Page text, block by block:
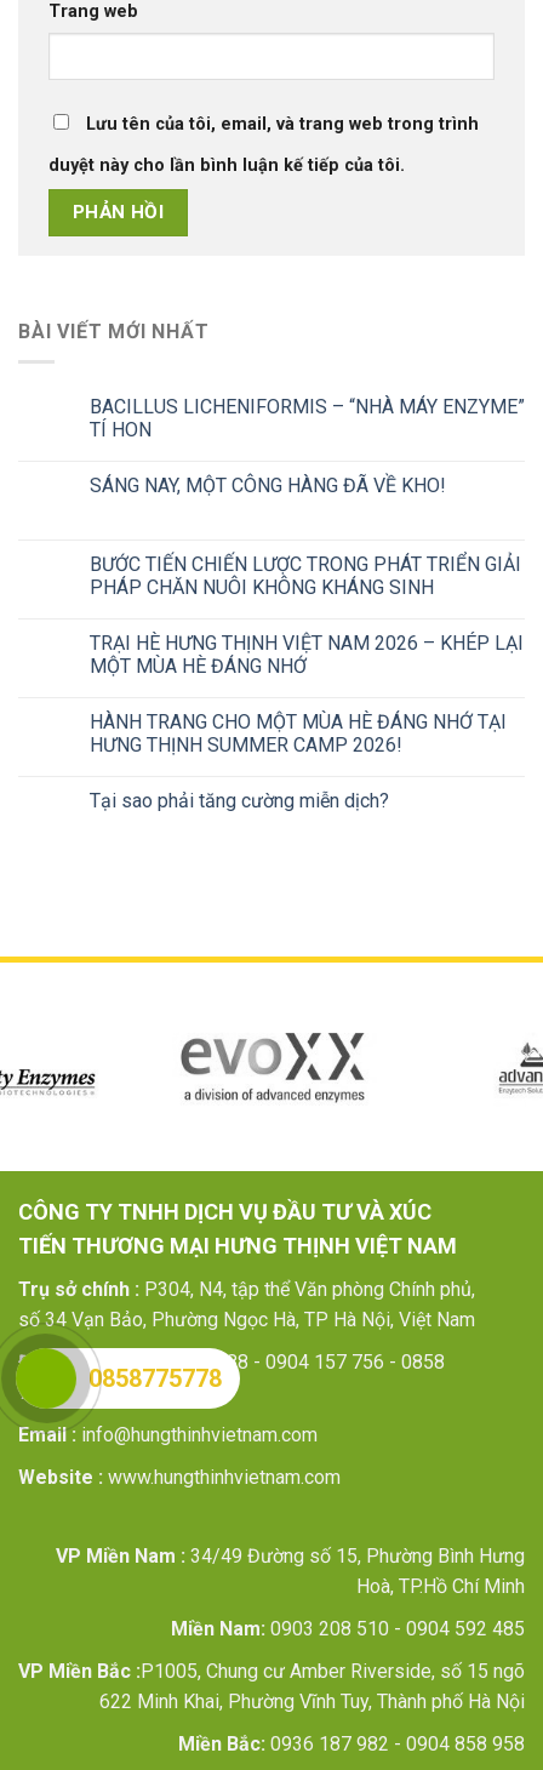
Trang web
Lưu tên của tôi, email, và trang web trong trình
duyệt này cho lần bình luận kế tiếp của tôi.
BÀI VIẾT MỚI NHẤT
BACILLUS LICHENIFORMIS – “NHÀ MÁY ENZYME”
TÍ HON
SÁNG NAY, MỘT CÔNG HÀNG ĐÃ VỀ KHO!
BƯỚC TIẾN CHIẾN LƯỢC TRONG PHÁT TRIỂN GIẢI
PHÁP CHĂN NUÔI KHÔNG KHÁNG SINH
TRẠI HÈ HƯNG THỊNH VIỆT NAM 2026 – KHÉP LẠI
MỘT MÙA HÈ ĐÁNG NHỚ
HÀNH TRANG CHO MỘT MÙA HÈ ĐÁNG NHỚ TẠI
HƯNG THỊNH SUMMER CAMP 2026!
Tại sao phải tăng cường miễn dịch?
CÔNG TY TNHH DỊCH VỤ ĐẦU TƯ VÀ XÚC
TIẾN THƯƠNG MẠI HƯNG THỊNH VIỆT NAM
Trụ sở chính : P304, N4, tập thể Văn phòng Chính phủ,
số 34 Vạn Bảo, Phường Ngọc Hà, TP Hà Nội, Việt Nam
Điện thoại:
024 3640 2588 - 0904 157 756 - 0858
775 778
Email : info@hungthinhvietnam.com
Website : www.hungthinhvietnam.com
VP Miền Nam : 34/49 Đường số 15, Phường Bình Hưng
Hoà, TP.Hồ Chí Minh
Miền Nam: 0903 208 510 - 0904 592 485
VP Miền Bắc :P1005, Chung cư Amber Riverside, số 15 ngõ
622 Minh Khai, Phường Vĩnh Tuy, Thành phố Hà Nội
Miền Bắc: 0936 187 982 - 0904 858 958
0858775778